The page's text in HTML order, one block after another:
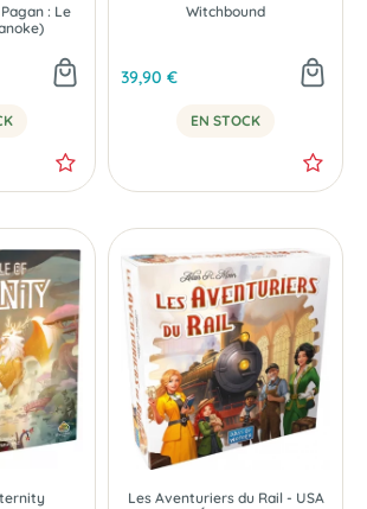
: Le
Witchbound
39,90 €
EN STOCK
Les Aventuriers du Rail - USA